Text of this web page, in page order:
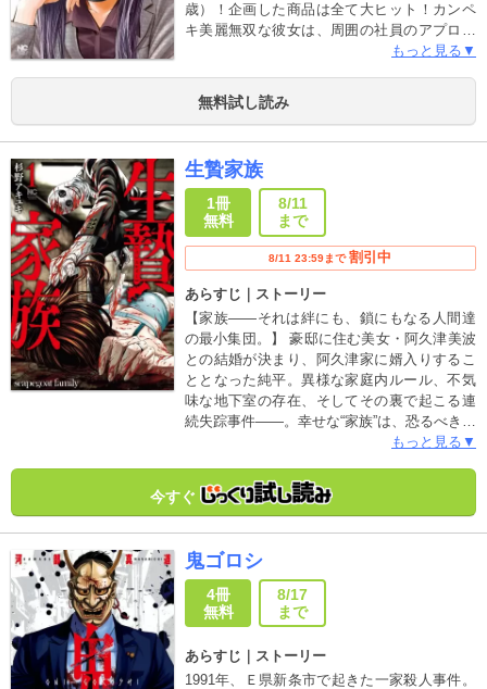
歳）！企画した商品は全て大ヒット！カンペ
キ美麗無双な彼女は、周囲の社員のアプロー
チも全てシャットアウトする事から、手に届
き合っている”と噂されていた。だがしかし！
その中身は、恋愛レベル小学五年生!!後輩社
かーーーニヤニヤが止まらない！赤面があふ
れ出す!!青春満載のオフィス・ラブコメディ開
幕!!!
もっと見る▼
無料試し読み
生贄家族
1冊
無料
8/11
まで
8/11 23:59まで 割引中
あらすじ｜ストーリー
【家族――それは絆にも、鎖にもなる人間達
の最小集団。】 豪邸に住む美女・阿久津美波
との結婚が決まり、阿久津家に婿入りするこ
ととなった純平。異様な家庭内ルール、不気
味な地下室の存在、そしてその裏で起こる連
続失踪事件――。幸せな“家族”は、恐るべき狂
気を孕んでいた。 「クイズ！正義の選択」
～」で頭角を表しつつある新鋭・杉野アキユ
キがおくる戦慄の潜入捜査“家族”サスペンス、
もっと見る▼
今すぐ
鬼ゴロシ
4冊
無料
8/17
まで
あらすじ｜ストーリー
1991年、Ｅ県新条市で起きた一家殺人事件。